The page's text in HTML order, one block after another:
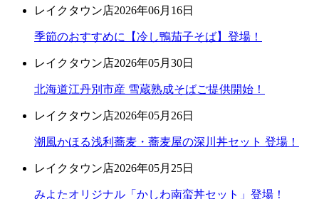
レイクタウン店2026年06月16日
季節のおすすめに【冷し鴨茄子そば】登場！
レイクタウン店2026年05月30日
北海道江丹別市産 雪蔵熟成そばご提供開始！
レイクタウン店2026年05月26日
潮風かほる浅利蕎麦・蕎麦屋の深川丼セット 登場！
レイクタウン店2026年05月25日
みよたオリジナル「かしわ南蛮丼セット」登場！